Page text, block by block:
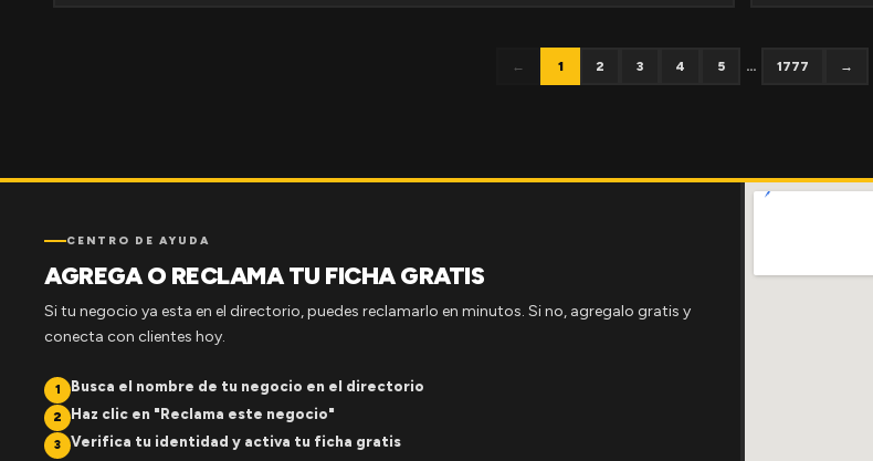
← 1 2 3 4 5 ... 1777 →
CENTRO DE AYUDA
AGREGA O RECLAMA TU FICHA GRATIS
Si tu negocio ya esta en el directorio, puedes reclamarlo en minutos. Si no, agregalo gratis y
conecta con clientes hoy.
1 Busca el nombre de tu negocio en el directorio
2 Haz clic en "Reclama este negocio"
3 Verifica tu identidad y activa tu ficha gratis